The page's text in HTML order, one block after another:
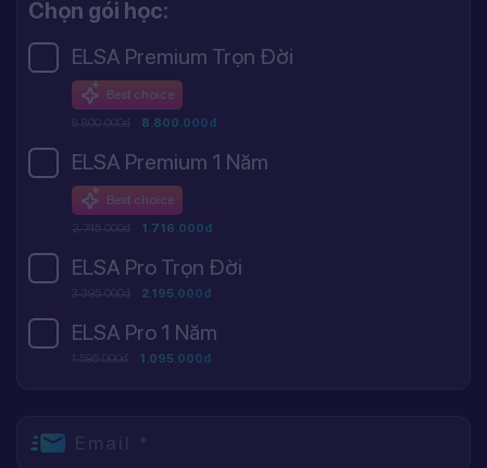
Chọn gói học:
ELSA Premium Trọn Đời
Best choice
8.800.000đ 8.800.000đ
ELSA Premium 1 Năm
Best choice
2.745.000đ 1.716.000đ
ELSA Pro Trọn Đời
3.395.000đ 2.195.000đ
ELSA Pro 1 Năm
1.595.000đ 1.095.000đ
Email *